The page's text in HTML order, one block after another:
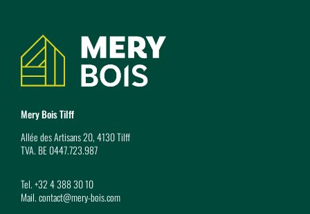
Coordonnées
Mery Bois Tilff
Allée des Artisans 20, 4130 Tilff
TVA. BE 0447.723.987
Tel.+32 4 388 30 10
Mail.contact@mery-bois.com